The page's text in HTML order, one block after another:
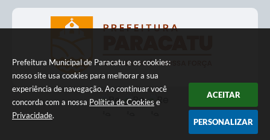
Prefeitura Municipal de Paracatu e os cookies:
nosso site usa cookies para melhorar a sua
experiência de navegação. Ao continuar você
concorda com a nossa Política de Cookies e
Privacidade.
ACEITAR
PERSONALIZAR